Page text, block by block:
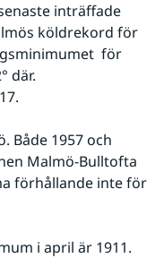
inträffade
köldrekord för
för
där.
Både 1957 och
Malmö-Bulltofta
förhållande inte för
i april är 1911.